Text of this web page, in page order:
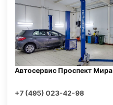
Автосервис Проспект Мира
+7 (495) 023-42-98